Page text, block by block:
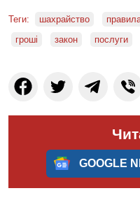
Теги: шахрайство
гроші
закон послуги
GOOGLE